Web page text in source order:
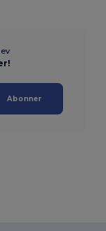
Abonner